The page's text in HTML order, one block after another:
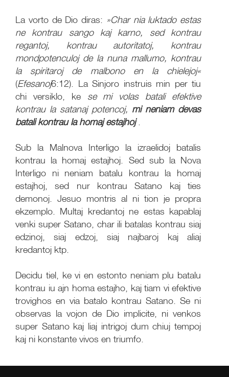
La vorto de Dio diras: »Char nia luktado estas
ne kontrau sango kaj karno, sed kontrau
regantoj, kontrau autoritatoj, kontrau
mondpotenculoj de la nuna mallumo, kontrau
la spiritaroj de malbono en la chielejoj«
(Efesanoj6:12). La Sinjoro instruis min per tiu
chi versiklo, ke se mi volas batali efektive
kontrau la satanaj potencoj, mi neniam devas
batali kontrau la homaj estajhoj
Sub la Malnova Interligo la izraelidoj batalis
kontrau la homaj estajhoj. Sed sub la Nova
Interligo ni neniam batalu kontrau la homaj
estajhoj, sed nur kontrau Satano kaj ties
demonoj. Jesuo montris al ni tion je propra
ekzemplo. Multaj kredantoj ne estas kapablaj
venki super Satano, char ili batalas kontrau siaj
edzinoj, siaj edzoj, siaj najbaroj kaj aliaj
kredantoj ktp.
Decidu tiel, ke vi en estonto neniam plu batalu
kontrau iu ajn homa estajho, kaj tiam vi efektive
trovighos en via batalo kontrau Satano. Se ni
observas la vojon de Dio implicite, ni venkos
super Satano kaj liaj intrigoj dum chiuj tempoj
kaj ni konstante vivos en triumfo.